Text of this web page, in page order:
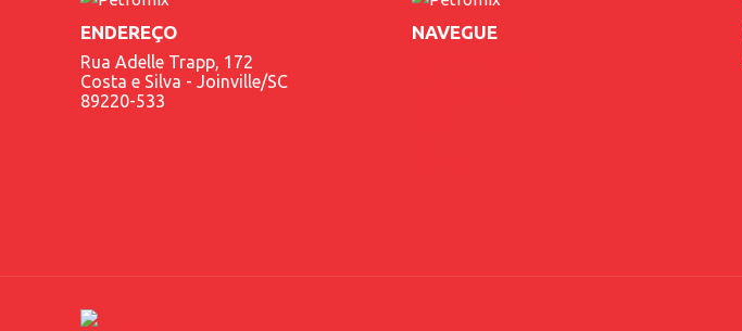
ENDEREÇO
Rua Adelle Trapp, 172
Costa e Silva - Joinville/SC
89220-533
NAVEGUE